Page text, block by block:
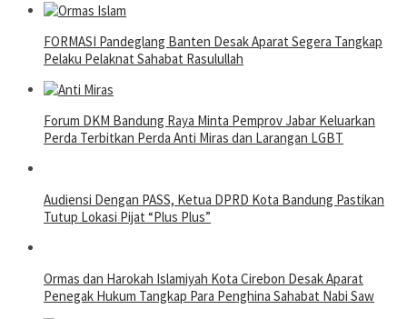
FORMASI Pandeglang Banten Desak Aparat Segera Tangkap
Pelaku Pelaknat Sahabat Rasulullah
Forum DKM Bandung Raya Minta Pemprov Jabar Keluarkan
Perda Terbitkan Perda Anti Miras dan Larangan LGBT
Audiensi Dengan PASS, Ketua DPRD Kota Bandung Pastikan
Tutup Lokasi Pijat “Plus Plus”
Ormas dan Harokah Islamiyah Kota Cirebon Desak Aparat
Penegak Hukum Tangkap Para Penghina Sahabat Nabi Saw